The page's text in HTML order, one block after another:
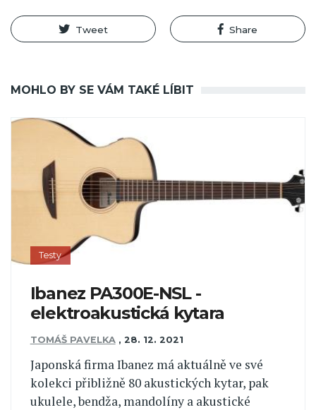
Tweet Share
MOHLO BY SE VÁM TAKÉ LÍBIT
Testy
Ibanez PA300E-NSL -
elektroakustická kytara
TOMÁŠ PAVELKA , 28. 12. 2021
Japonská firma Ibanez má aktuálně ve své
kolekci přibližně 80 akustických kytar, pak
ukulele, bendža, mandolíny a akustické